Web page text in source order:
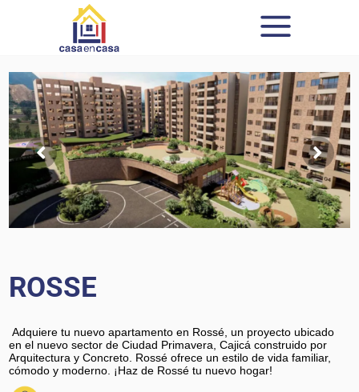
ROSSE
Adquiere tu nuevo apartamento en Rossé, un proyecto ubicado
en el nuevo sector de Ciudad Primavera, Cajicá construido por
Arquitectura y Concreto. Rossé ofrece un estilo de vida familiar,
cómodo y moderno. ¡Haz de Rossé tu nuevo hogar!